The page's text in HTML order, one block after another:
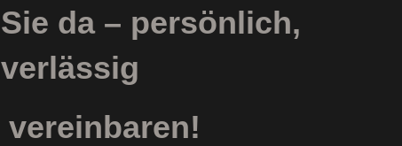
da – persönlich,
vereinbaren!